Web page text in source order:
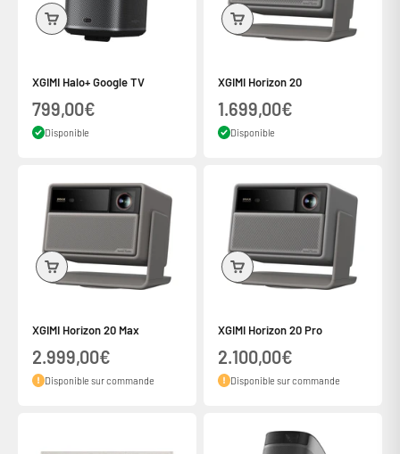
XGIMI Halo+ Google TV
Prix de vente
799,00€
Disponible
XGIMI Horizon 20
Prix de vente
1.699,00€
Disponible
XGIMI Horizon 20 Max
Prix de vente
2.999,00€
Disponible sur commande
XGIMI Horizon 20 Pro
Prix de vente
2.100,00€
Disponible sur commande